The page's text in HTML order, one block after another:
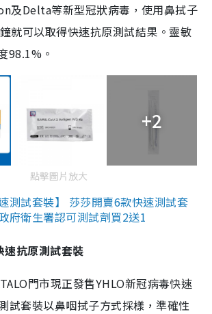
及Delta等新型冠狀病毒，使用鼻拭子
就可以取得快速抗原測試結果。靈敏
98.1%。
+2
點擊圖片放大
測試套裝】 莎莎開賣6款快速測試套
府衛生署認可測試劑買2送1
速抗原測試套裝
門市現正發售YHLO新冠病毒快速
試套裝以鼻咽拭子方式採樣，準確性